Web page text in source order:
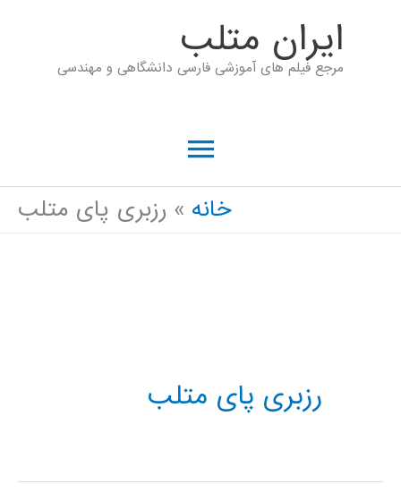
ايران متلب
مرجع فیلم های آموزشی فارسی دانشگاهی و مهندسی
فهرست
اصلی
خانه رزبری پای متلب
رزبری پای متلب